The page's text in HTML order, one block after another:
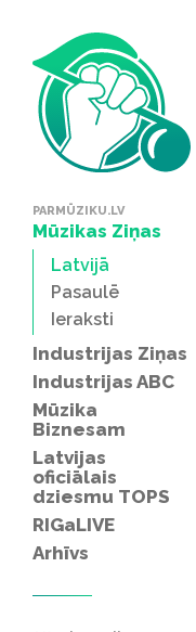
PARMŪZIKU.LV
Mūzikas Ziņas
Latvijā
Pasaulē
Ieraksti
Industrijas Ziņas
Industrijas ABC
Mūzika
Biznesam
Latvijas
oficiālais
dziesmu TOPS
RIGaLIVE
Arhīvs